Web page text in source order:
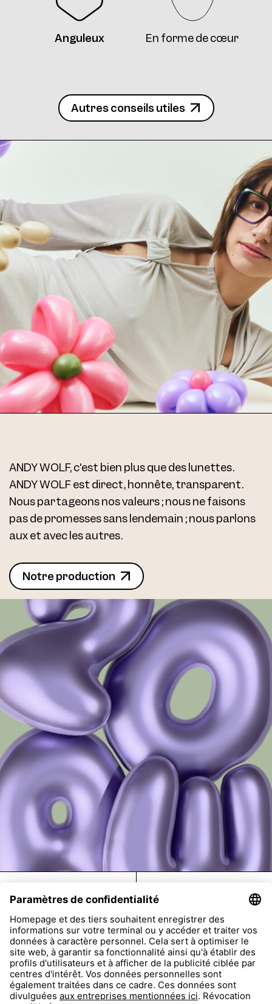
Anguleux En forme de cœur
Autres conseils utiles
ANDY WOLF, c'est bien plus que des lunettes.
ANDY WOLF est direct, honnête, transparent.
Nous partageons nos valeurs ; nous ne faisons
pas de promesses sans lendemain ; nous parlons
aux et avec les autres.
Notre production
4734 Clip2 Col. 12 55
4734 Clip4 Col. 13 56
4734 Clip4 Col. 13 56
FAQ
Return
Imprint
Accessibility